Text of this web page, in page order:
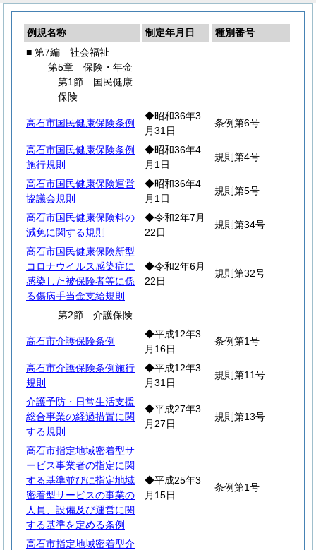
例規名称 制定年月日
種別番号
■ 第7編 社会福祉
第5章 保険・年金
第1節 国民健康
保険
高石市国民健康保険条例
◆昭和36年3
月31日
条例第6号
高石市国民健康保険条例
施行規則
◆昭和36年4
月1日
規則第4号
高石市国民健康保険運営
協議会規則
◆昭和36年4
月1日
規則第5号
高石市国民健康保険料の
減免に関する規則
◆令和2年7月
22日
規則第34号
高石市国民健康保険新型
コロナウイルス感染症に
感染した被保険者等に係
る傷病手当金支給規則
◆令和2年6月
22日
規則第32号
第2節 介護保険
高石市介護保険条例
◆平成12年3
月16日
条例第1号
高石市介護保険条例施行
規則
◆平成12年3
月31日
規則第11号
介護予防・日常生活支援
総合事業の経過措置に関
する規則
◆平成27年3
月27日
規則第13号
高石市指定地域密着型サ
ービス事業者の指定に関
する基準並びに指定地域
密着型サービスの事業の
人員、設備及び運営に関
する基準を定める条例
◆平成25年3
月15日
条例第1号
高石市指定地域密着型介